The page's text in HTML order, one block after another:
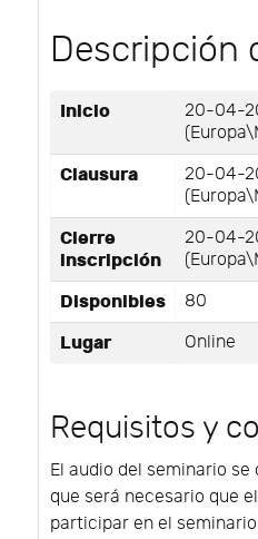
Descripción
Inicio
20-04-
Clausura
20-04-
Cierre
inscripción
20-04-
Disponibles 80
Lugar Online
Requisitos y
El audio del seminario se
que será necesario que
participar en el